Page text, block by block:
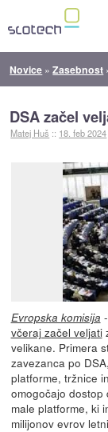
Novice »Zasebnost
DSA začel
Matej Huš :: 18. feb 2024
Evropska komisija
včeraj začel veljati
velikane. Primera
zavezanca po
platforme, tržnice
omogočajo dostop
male platforme, ki
milijonov evrov